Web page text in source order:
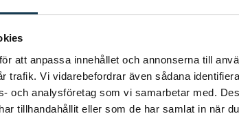
att anpassa innehållet och annonserna till
trafik. Vi vidarebefordrar även sådana
och analysföretag som vi samarbetar med.
tillhandahållit eller som de har samlat in när